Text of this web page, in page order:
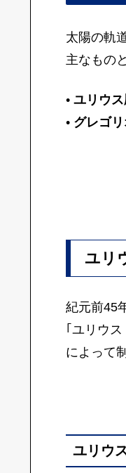
太陽の軌
主なもの
• ユリウ
• グレゴ
ユリ
紀元前45
｢ユリウ
によって
ユリウ